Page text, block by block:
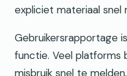
expliciet materiaal snel
Gebruikersrapportage
functie. Veel platforms
misbruik snel te